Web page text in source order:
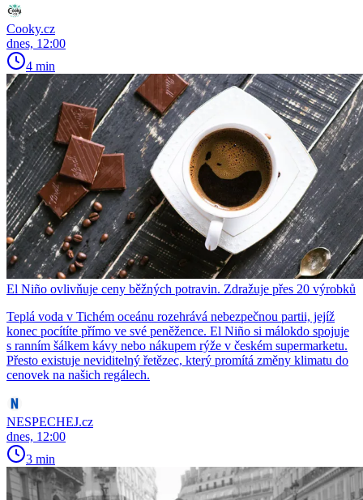
Cooky.cz
dnes, 12:00
4 min
El Niño ovlivňuje ceny běžných potravin. Zdražuje přes 20 výrobků
Teplá voda v Tichém oceánu rozehrává nebezpečnou partii, jejíž
konec pocítíte přímo ve své peněžence. El Niño si málokdo spojuje
s ranním šálkem kávy nebo nákupem rýže v českém supermarketu.
Přesto existuje neviditelný řetězec, který promítá změny klimatu do
cenovek na našich regálech.
NESPECHEJ.cz
dnes, 12:00
3 min